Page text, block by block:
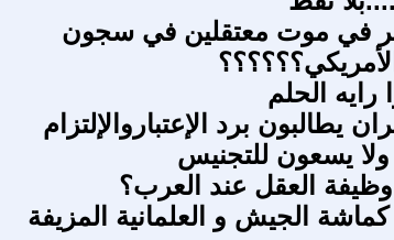
في موت معتقلين في سجون
الأمريكي؟؟؟؟؟؟
رايه الحلم
يطالبون برد الإعتباروالإلتزام
ولا يسعون للتجنيس
العقل عند العرب؟
كماشة الجيش و العلمانية المزيفة